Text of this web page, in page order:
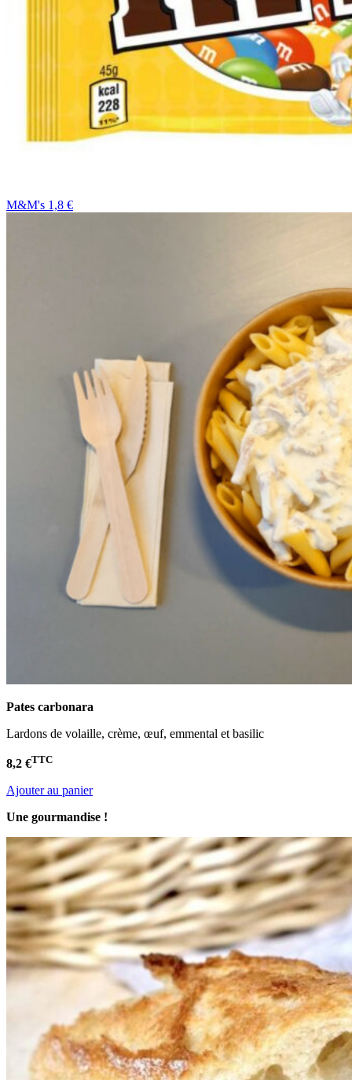
M&M's 1,8 €
Pates carbonara
Lardons de volaille, crème, œuf, emmental et basilic
8,2 €TTC
Ajouter au panier
Une gourmandise !